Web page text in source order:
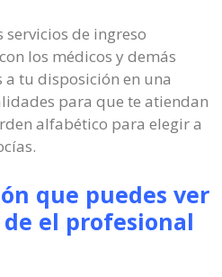
servicios de ingreso
los médicos y demás
tu disposición en una
para que te atiendan
alfabético para elegir a
que puedes ver
el profesional